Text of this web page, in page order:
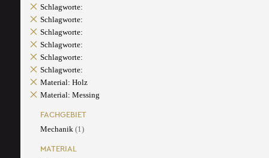
Schlagworte:
Schlagworte:
Schlagworte:
Schlagworte:
Schlagworte:
Schlagworte:
Material: Holz
Material: Messing
FACHGEBIET
Mechanik (1)
MATERIAL